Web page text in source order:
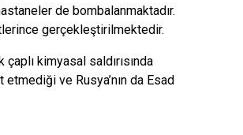
de bombalanmaktadır.
gerçekleştirilmektedir.
kimyasal saldırısında
ve Rusya’nın da Esad